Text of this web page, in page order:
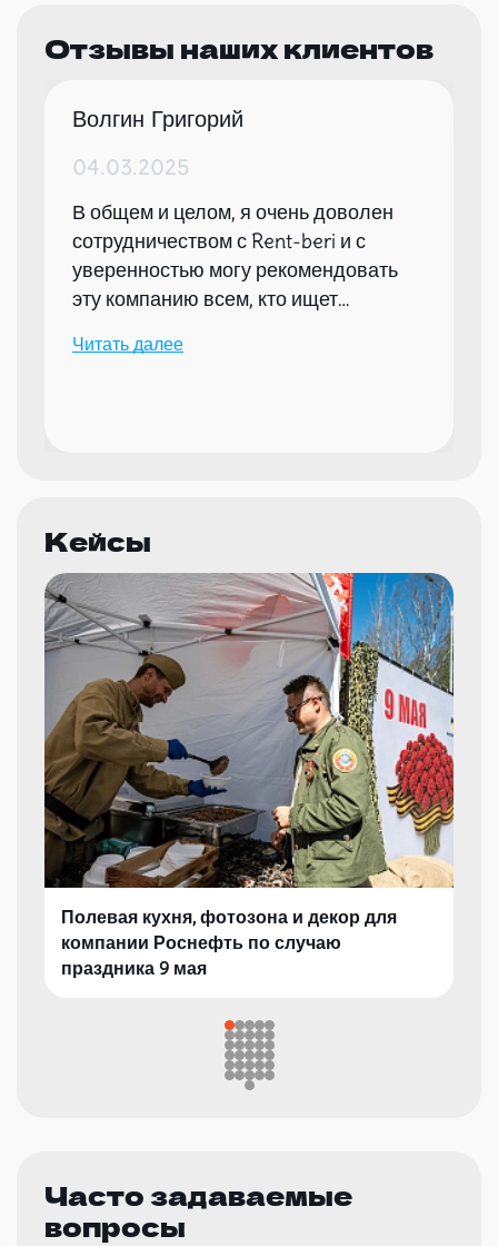
Отзывы наших клиентов
Волгин Григорий
04.03.2025
В общем и целом, я очень доволен
сотрудничеством с Rent-beri и с
уверенностью могу рекомендовать
эту компанию всем, кто ищет
мероприятий.
Читать далее
Кейсы
Полевая кухня, фотозона и декор для
компании Роснефть по случаю
праздника 9 мая
Часто задаваемые
вопросы